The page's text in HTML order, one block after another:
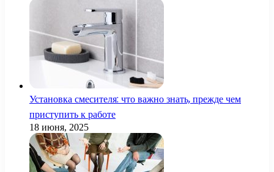
Установка смесителя: что важно знать, прежде чем
приступить к работе
18 июня, 2025